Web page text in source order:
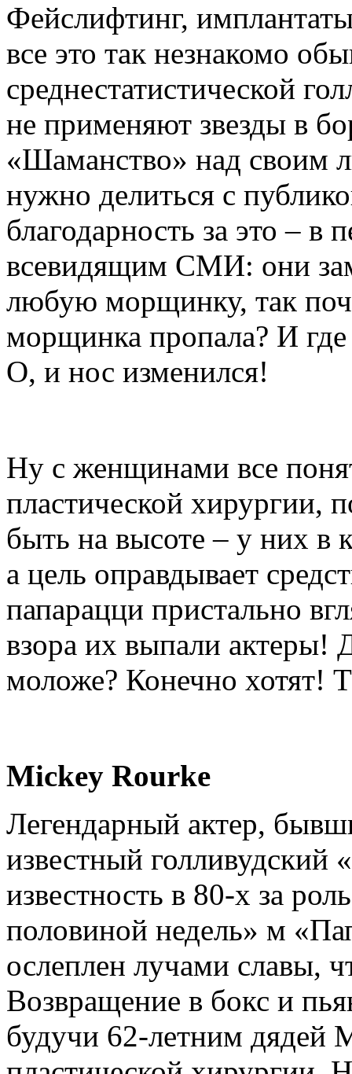
Фейслифтинг,
все это так незнакомо
среднестатистической
не применяют звезды в
«Шаманство» над своим
нужно делиться с
благодарность за это – в
всевидящим СМИ: они
любую морщинку, так
морщинка пропала? И где
О, и нос изменился!
Ну с женщинами все
пластической хирургии,
быть на высоте – у них в
а цель оправдывает
папарацци пристально
взора их выпали актеры!
моложе? Конечно хотят!
Mickey Rourke
Легендарный актер,
известный
известность в 80-х за
половиной недель» м
ослеплен лучами славы,
Возвращение в бокс и
будучи 62-летним дядей